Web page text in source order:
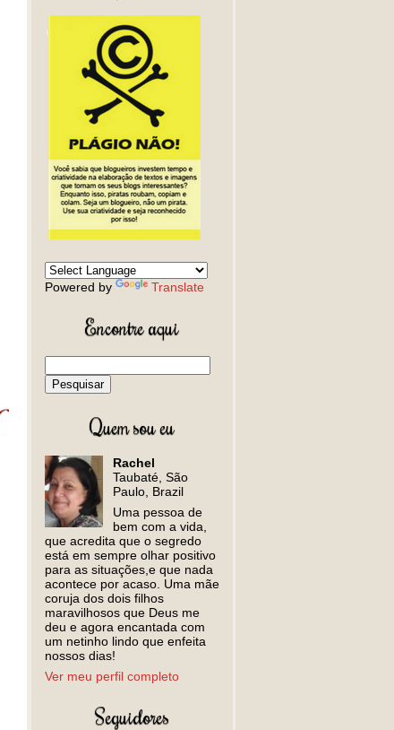
Powered by Translate
Encontre aqui
Quem sou eu
Rachel
Taubaté, São
Paulo, Brazil
Uma pessoa de
bem com a vida,
que acredita que o segredo
está em sempre olhar positivo
para as situações,e que nada
acontece por acaso. Uma mãe
coruja dos dois filhos
maravilhosos que Deus me
deu e agora encantada com
um netinho lindo que enfeita
nossos dias!
Ver meu perfil completo
Seguidores